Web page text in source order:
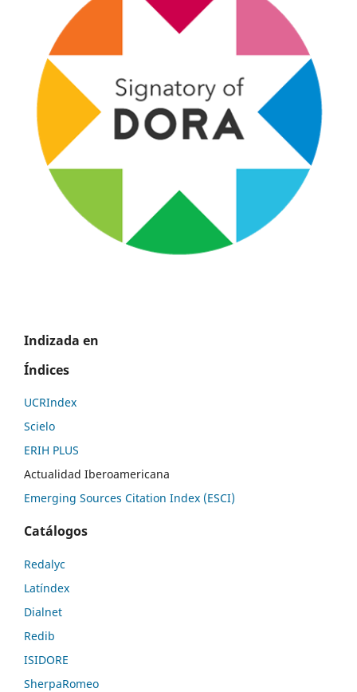
Indizada en
Índices
UCRIndex
Scielo
ERIH PLUS
Actualidad Iberoamericana
Emerging Sources Citation Index (ESCI)
Catálogos
Redalyc
Latíndex
Dialnet
Redib
ISIDORE
SherpaRomeo